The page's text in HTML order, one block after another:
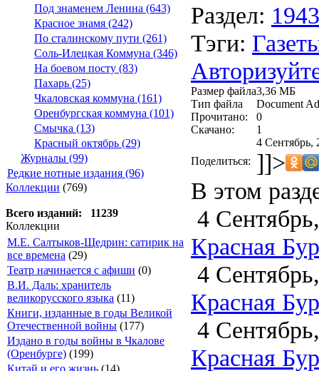
Под знаменем Ленина (643)
Красное знамя (242)
По сталинскому пути (261)
Соль-Илецкая Коммуна (346)
На боевом посту (83)
Пахарь (25)
Чкаловская коммуна (161)
Оренбургская коммуна (101)
Смычка (13)
Красный октябрь (29)
Журналы (99)
Редкие нотные издания (96)
Коллекции (769)
Всего изданий: 11239
Коллекции
М.Е. Салтыков-Щедрин: сатирик на
все времена (29)
Театр начинается с афиши (0)
В.И. Даль: хранитель
великорусского языка (11)
Книги, изданные в годы Великой
Отечественной войны (177)
Издано в годы войны в Чкалове
(Оренбурге) (199)
Китай и его жизнь (14)
Раздел: 1943
Тэги:
Размер файла3,36 МБ
Тип файла
Document
Прочитано:
0
Скачано:
1
4 Сентябрь,
Поделиться: ]]>
В этом
4
Красная
4
Красная
4
Красная